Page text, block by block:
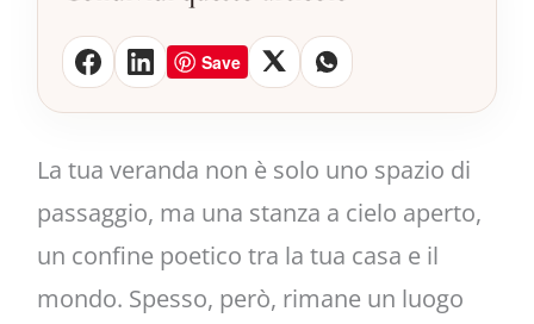
Save
La tua veranda non è solo uno spazio di
passaggio, ma una stanza a cielo aperto,
un confine poetico tra la tua casa e il
mondo. Spesso, però, rimane un luogo